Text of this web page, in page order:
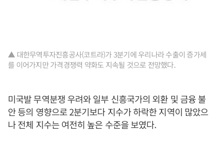
▲ 대한무역투자진흥공사(코트라)가 3분기에 우리나라 수출이 증가세
를 이어가지만 가격경쟁력 약화도 지속될 것으로 전망했다.
미국발 무역분쟁 우려와 일부 신흥국가의 외환 및 금융 불
안 등의 영향으로 2분기보다 지수가 하락한 지역이 많았으
나 전체 지수는 여전히 높은 수준을 보였다.